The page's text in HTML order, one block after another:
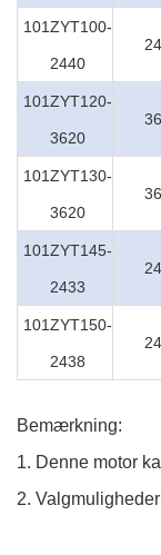
101ZYT100-
2440
24
101ZYT120-
3620
36
101ZYT130-
3620
36
101ZYT145-
2433
24
101ZYT150-
2438
24
Bemærkning:
1. Denne motor
2.